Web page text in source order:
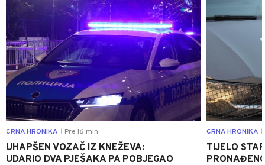
CRNA HRONIKA Pre 16 min
UHAPŠEN VOZAČ IZ KNEŽEVA:
UDARIO DVA PJEŠAKA PA POBJEGAO
CRNA HRONIKA
TIJELO